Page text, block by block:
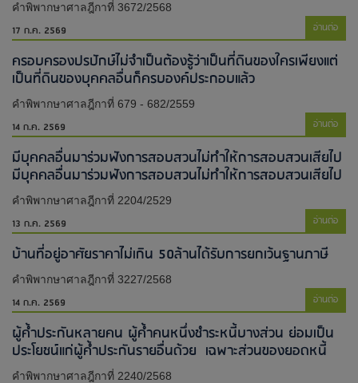
คำพิพากษาศาลฎีกาที่ 3672/2568
17 ก.ค. 2569 อ่านต่อ
ครอบครองปรปักษ์ไม่จำเป็นต้องรู้ว่าเป็นที่ดินของใครเพียงแต่
เป็นที่ดินของบุคคลอื่นก็ครบองค์ประกอบแล้ว
คำพิพากษาศาลฎีกาที่ 679 - 682/2559
14 ก.ค. 2569 อ่านต่อ
มีบุคคลอื่นมาร่วมฟังการสอบสวนไม่ทำให้การสอบสวนเสียไป​
มีบุคคลอื่นมาร่วมฟังการสอบสวนไม่ทำให้การสอบสวนเสียไป​
คำพิพากษาศาลฎีกาที่ 2204/2529
13 ก.ค. 2569 อ่านต่อ
บ้านที่อยู่อาศัยราคาไม่เกิน 50ล้านได้รับการยกเว้นฐานภาษี
คำพิพากษาศาลฎีกาที่ 3227/2568
14 ก.ค. 2569 อ่านต่อ
ผู้ค้ำประกันหลายคน ผู้ค้ำคนหนึ่งชำระหนี้บางส่วน ย่อมเป็น
ประโยชน์แก่ผู้ค้ำประกันรายอื่นด้วย เฉพาะส่วนของยอดหนี้
คำพิพากษาศาลฎีกาที่ 2240/2568